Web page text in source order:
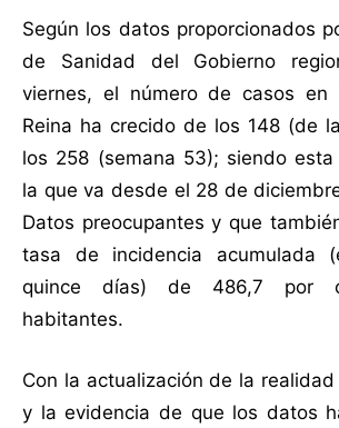
Según los datos proporcionados
de Sanidad del Gobierno
viernes, el número de casos en
Reina ha crecido de los 148 (de
los 258 (semana 53); siendo
la que va desde el 28 de
Datos preocupantes y que
tasa de incidencia acumulada
quince días) de 486,7 por
habitantes.
Con la actualización de la
y la evidencia de que los datos